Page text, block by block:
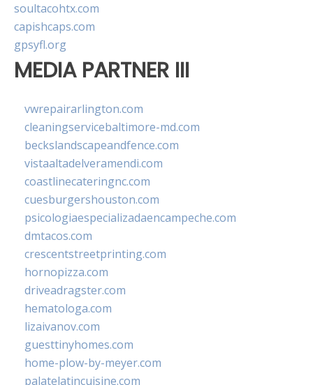
soultacohtx.com
capishcaps.com
gpsyfl.org
MEDIA PARTNER III
vwrepairarlington.com
cleaningservicebaltimore-md.com
beckslandscapeandfence.com
vistaaltadelveramendi.com
coastlinecateringnc.com
cuesburgershouston.com
psicologiaespecializadaencampeche.com
dmtacos.com
crescentstreetprinting.com
hornopizza.com
driveadragster.com
hematologa.com
lizaivanov.com
guesttinyhomes.com
home-plow-by-meyer.com
palatelatincuisine.com